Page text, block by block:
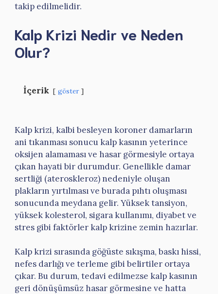
takip edilmelidir.
Kalp Krizi Nedir ve Neden
Olur?
İçerik göster
Kalp krizi, kalbi besleyen koroner damarların
ani tıkanması sonucu kalp kasının yeterince
oksijen alamaması ve hasar görmesiyle ortaya
çıkan hayati bir durumdur. Genellikle damar
sertliği (ateroskleroz) nedeniyle oluşan
plakların yırtılması ve burada pıhtı oluşması
sonucunda meydana gelir. Yüksek tansiyon,
yüksek kolesterol, sigara kullanımı, diyabet ve
stres gibi faktörler kalp krizine zemin hazırlar.
Kalp krizi sırasında göğüste sıkışma, baskı hissi,
nefes darlığı ve terleme gibi belirtiler ortaya
çıkar. Bu durum, tedavi edilmezse kalp kasının
geri dönüşümsüz hasar görmesine ve hatta